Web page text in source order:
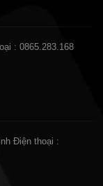
: 0865.283.168
Điện thoại :